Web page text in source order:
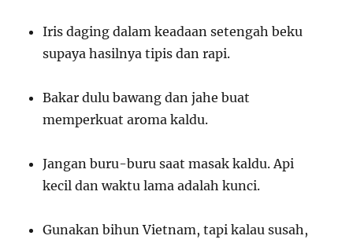
Iris daging dalam keadaan setengah beku
supaya hasilnya tipis dan rapi.
Bakar dulu bawang dan jahe buat
memperkuat aroma kaldu.
Jangan buru-buru saat masak kaldu. Api
kecil dan waktu lama adalah kunci.
Gunakan bihun Vietnam, tapi kalau susah,